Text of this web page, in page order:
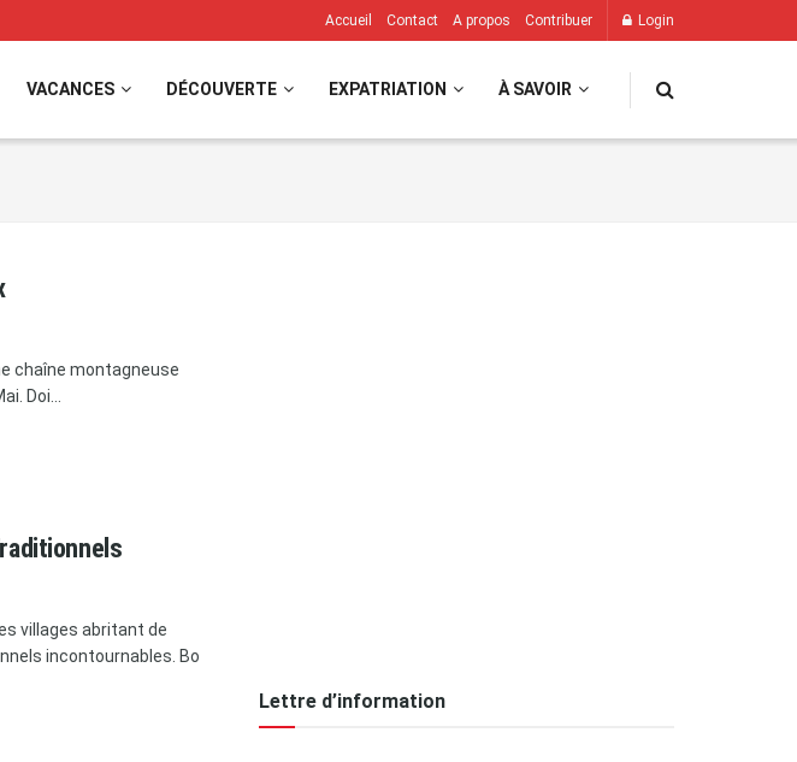
Accueil Contact A propos Contribuer Login
VACANCES DÉCOUVERTE EXPATRIATION À SAVOIR
chaîne montagneuse
Doi...
villages abritant de
incontournables. Bo
Lettre d’information